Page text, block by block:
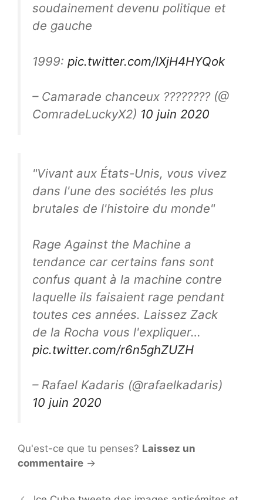
soudainement devenu politique et
de gauche
1999: pic.twitter.com/lXjH4HYQok
– Camarade chanceux ???????? (@
ComradeLuckyX2) 10 juin 2020
"Vivant aux États-Unis, vous vivez
dans l'une des sociétés les plus
brutales de l'histoire du monde"
Rage Against the Machine a
tendance car certains fans sont
confus quant à la machine contre
laquelle ils faisaient rage pendant
toutes ces années. Laissez Zack
de la Rocha vous l'expliquer…
pic.twitter.com/r6n5ghZUZH
– Rafael Kadaris (@rafaelkadaris)
10 juin 2020
Qu'est-ce que tu penses? Laissez un
commentaire →